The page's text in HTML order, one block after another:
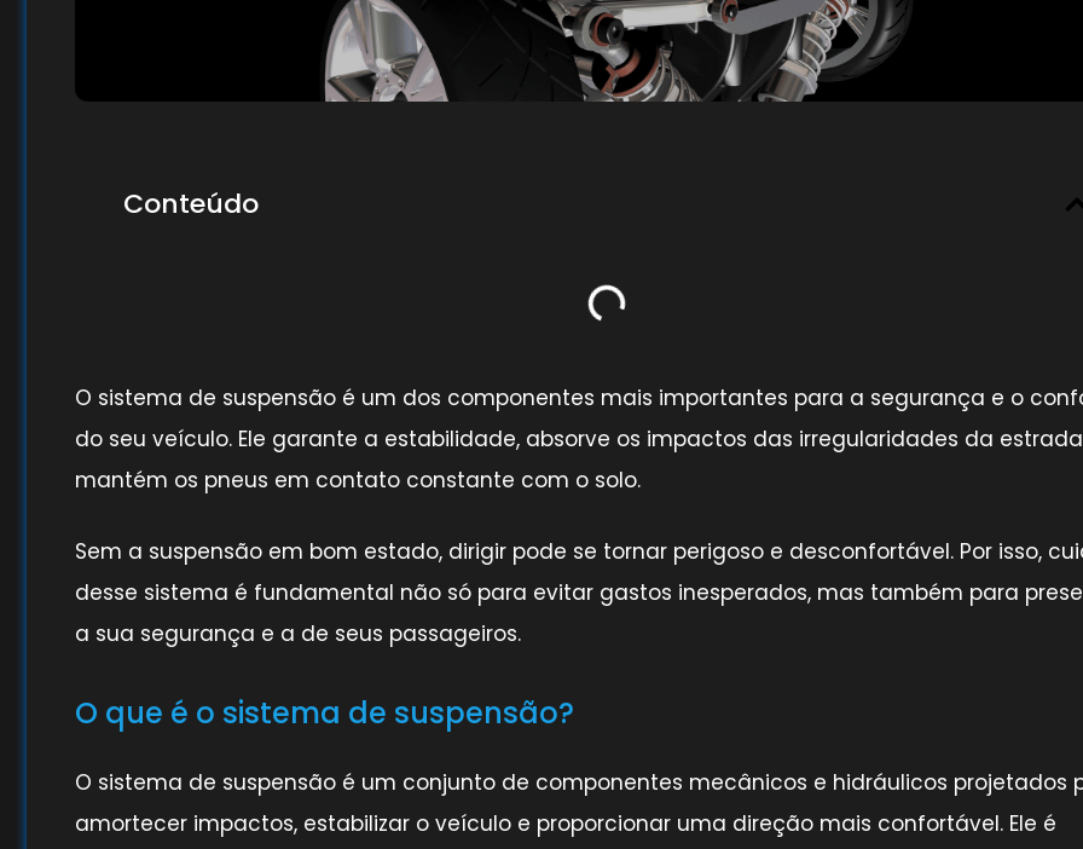
Conteúdo
O sistema de suspensão é um dos componentes mais importantes para a segurança e o
do seu veículo. Ele garante a estabilidade, absorve os impactos das irregularidades da
mantém os pneus em contato constante com o solo.
Sem a suspensão em bom estado, dirigir pode se tornar perigoso e desconfortável. Por isso,
desse sistema é fundamental não só para evitar gastos inesperados, mas também para
a sua segurança e a de seus passageiros.
O que é o sistema de suspensão?
O sistema de suspensão é um conjunto de componentes mecânicos e hidráulicos projetados
amortecer impactos, estabilizar o veículo e proporcionar uma direção mais confortável. Ele é